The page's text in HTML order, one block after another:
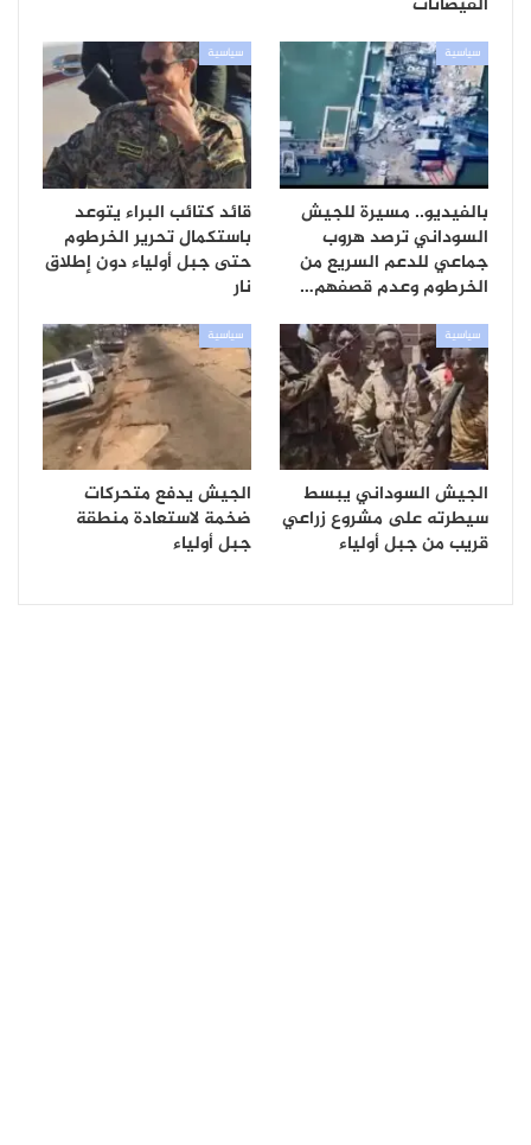
سياسية
بالفيديو.. مسيرة للجيش
السوداني ترصد هروب
جماعي للدعم السريع من
الخرطوم وعدم قصفهم…
سياسية
قائد كتائب البراء يتوعد
باستكمال تحرير الخرطوم
حتى جبل أولياء دون إطلاق
نار
سياسية
الجيش السوداني يبسط
سيطرته على مشروع زراعي
قريب من جبل أولياء
سياسية
الجيش يدفع متحركات
ضخمة لاستعادة منطقة
جبل أولياء